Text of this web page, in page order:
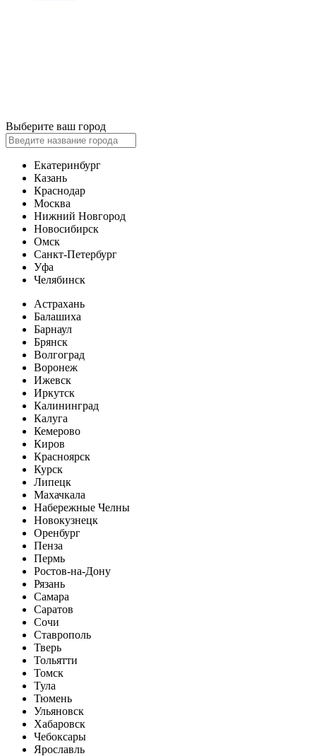
Выберите ваш город
Екатеринбург
Казань
Краснодар
Москва
Нижний Новгород
Новосибирск
Омск
Санкт-Петербург
Уфа
Челябинск
Астрахань
Балашиха
Барнаул
Брянск
Волгоград
Воронеж
Ижевск
Иркутск
Калининград
Калуга
Кемерово
Киров
Красноярск
Курск
Липецк
Махачкала
Набережные Челны
Новокузнецк
Оренбург
Пенза
Пермь
Ростов-на-Дону
Рязань
Самара
Саратов
Сочи
Ставрополь
Тверь
Тольятти
Томск
Тула
Тюмень
Ульяновск
Хабаровск
Чебоксары
Ярославль